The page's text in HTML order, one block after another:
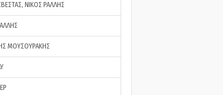
ΝΙΚΟΣ ΡΑΛΛΗΣ
ΜΟΥΣΟΥΡΑΚΗΣ